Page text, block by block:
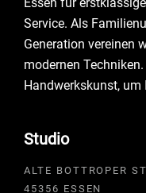
Service. Als
Generation vereinen
modernen
Handwerkskunst, um
Studio
ALTE BOTTROPER
45356 ESSEN